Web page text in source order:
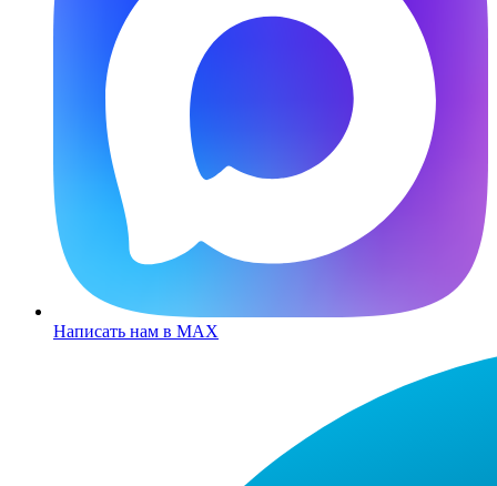
Написать нам в MAX